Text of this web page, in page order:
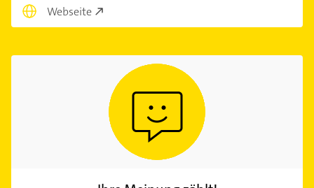
Webseite